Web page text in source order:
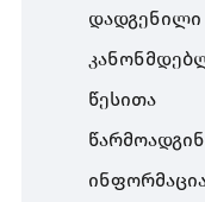
დადგენილი
წესითა